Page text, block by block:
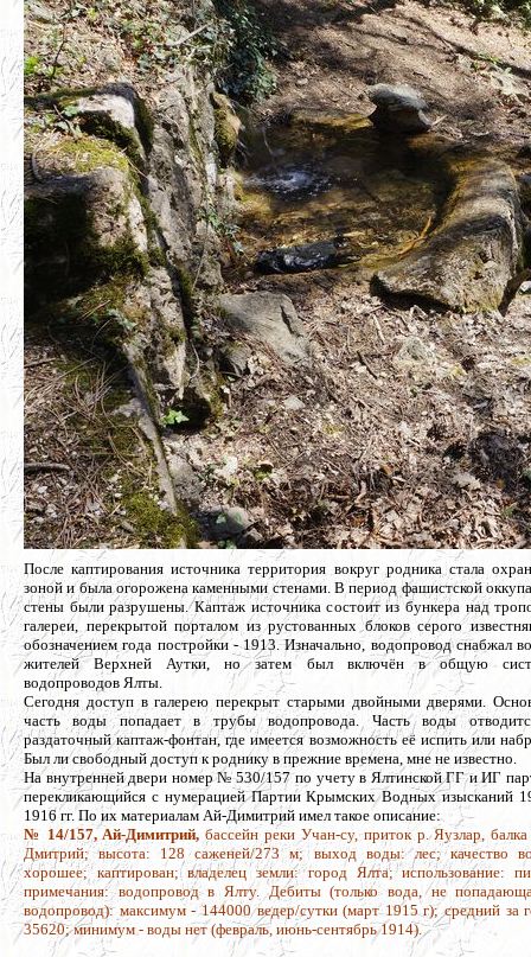
После каптирования источника территория вокруг родника стала
зоной и была огорожена каменными стенами. В период фашистской
стены были разрушены. Каптаж источника состоит из бункера над
галереи, перекрытой порталом из рустованных блоков серого
обозначением года постройки - 1913. Изначально, водопровод снабжал
жителей Верхней Аутки, но затем был включён в общую
водопроводов Ялты.
Сегодня доступ в галерею перекрыт старыми двойными дверями.
часть воды попадает в трубы водопровода. Часть воды
раздаточный каптаж-фонтан, где имеется возможность её испить или
Был ли свободный доступ к роднику в прежние времена, мне не известно.
На внутренней двери номер № 530/157 по учету в Ялтинской ГГ и ИГ
перекликающийся с нумерацией Партии Крымских Водных изысканий
1916 гг. По их материалам Ай-Димитрий имел такое описание:
№ 14/157, Ай-Димитрий, бассейн реки Учан-су, приток р. Яузлар,
Дмитрий; высота: 128 саженей/273 м; выход воды: лес; качество
хорошее; каптирован; владелец земли: город Ялта; использование:
примечания: водопровод в Ялту. Дебиты (только вода, не
водопровод): максимум - 144000 ведер/сутки (март 1915 г); средний за
35620; минимум - воды нет (февраль, июнь-сентябрь 1914).